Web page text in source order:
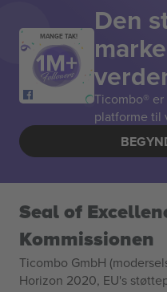
MANGE TAK! Den
Ticombo®
platforme til
Seal of
Kommissionen
Ticombo GmbH
Horizon 2020, EU's